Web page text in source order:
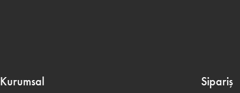
Kurumsal Sipariş